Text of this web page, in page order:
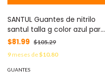
SANTUL Guantes de nitrilo
santul talla g color azul para
limpieza industrial MOD:
$81.99 $105.29
9meses de$10.80
GUANTES